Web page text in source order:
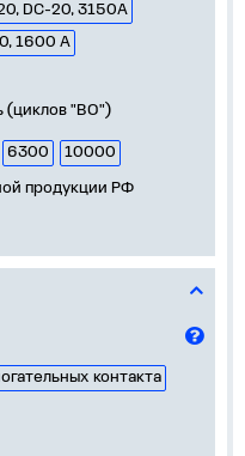
DC-20, 3150A
1600 A
(циклов "ВО")
6300
10000
продукции РФ
контакта